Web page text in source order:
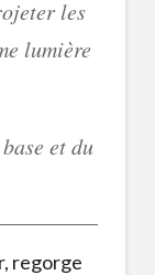
les
lumière
et du
regorge